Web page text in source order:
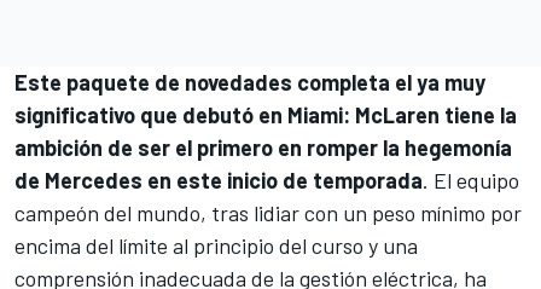
Este paquete de novedades completa el ya muy
significativo que debutó en Miami: McLaren tiene la
ambición de ser el primero en romper la hegemonía
de Mercedes en este inicio de temporada. El equipo
campeón del mundo, tras lidiar con un peso mínimo por
encima del límite al principio del curso y una
comprensión inadecuada de la gestión eléctrica, ha